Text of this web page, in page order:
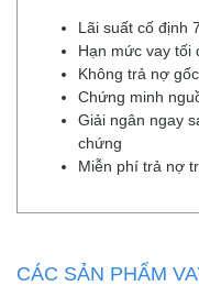
Lãi suất cố định
Hạn mức vay tối
Không trả nợ
Chứng minh
Giải ngân ngay
chứng
Miễn phí trả nợ
CÁC SẢN PHẨM